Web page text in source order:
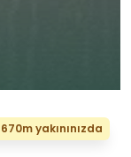
670m yakınınızda